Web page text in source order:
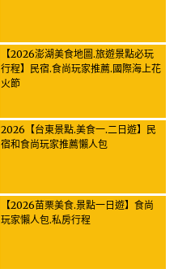
【2026澎湖美食地圖.旅遊景點必玩
行程】民宿.食尚玩家推薦.國際海上花
火節
2026【台東景點.美食一.二日遊】民
宿和食尚玩家推薦懶人包
【2026苗栗美食.景點一日遊】食尚
玩家懶人包.私房行程